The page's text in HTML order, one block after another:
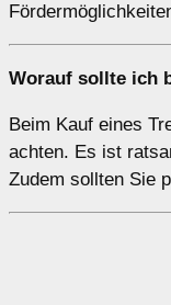
Worauf sollte ich
Beim Kauf eines
achten. Es ist
Zudem sollten Sie